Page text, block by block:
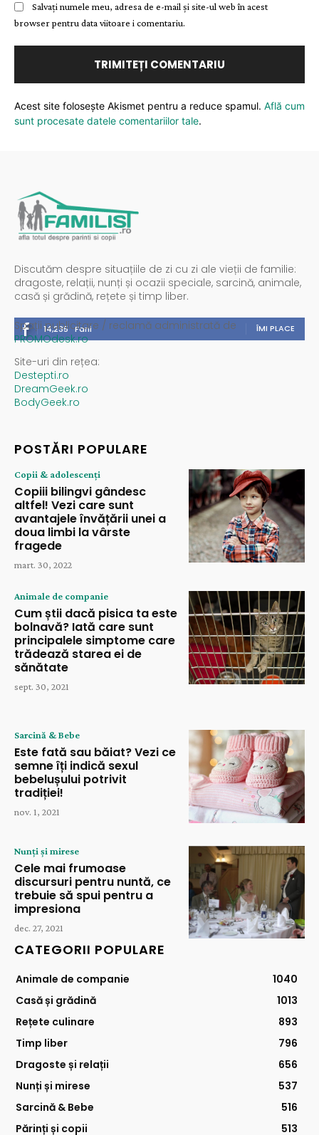
Salvați numele meu, adresa de e-mail și site-ul web în acest
browser pentru data viitoare i comentariu.
Acest site folosește Akismet pentru a reduce spamul. Află cum
sunt procesate datele comentariilor tale.
Discutăm despre situațiile de zi cu zi ale vieții de familie:
dragoste, relații, nunți și ocazii speciale, sarcină, animale,
casă și grădină, rețete și timp liber.
14,235 Fani ÎMI PLACE
Spații publicitare / reclamă administrată de
PROMOdesk.ro
Site-uri din rețea:
Destepti.ro
DreamGeek.ro
BodyGeek.ro
POSTĂRI POPULARE
Copii & adolescenți
Copiii bilingvi gândesc
altfel! Vezi care sunt
avantajele învățării unei a
doua limbi la vârste
fragede
mart. 30, 2022
Animale de companie
Cum știi dacă pisica ta este
bolnavă? Iată care sunt
principalele simptome care
trădează starea ei de
sănătate
sept. 30, 2021
Sarcină & Bebe
Este fată sau băiat? Vezi ce
semne îți indică sexul
bebelușului potrivit
tradiției!
nov. 1, 2021
Nunți și mirese
Cele mai frumoase
discursuri pentru nuntă, ce
trebuie să spui pentru a
impresiona
dec. 27, 2021
CATEGORII POPULARE
Animale de companie
1040
Casă și grădină
1013
Rețete culinare
893
Timp liber
796
Dragoste și relații
656
Nunți și mirese
537
Sarcină & Bebe
516
Părinți și copii
513